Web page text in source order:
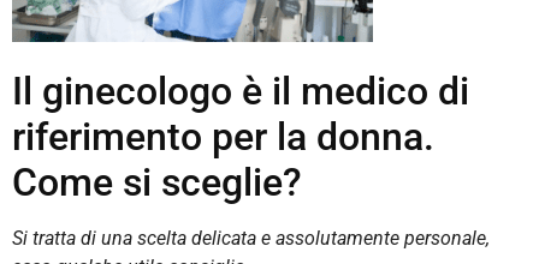
Il ginecologo è il medico di
riferimento per la donna.
Come si sceglie?
Si tratta di una scelta delicata e assolutamente personale,